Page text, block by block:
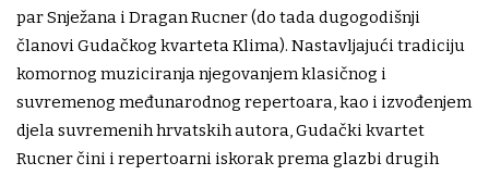
par Snježana i Dragan Rucner (do tada dugogodišnji
članovi Gudačkog kvarteta Klima). Nastavljajući tradiciju
komornog muziciranja njegovanjem klasičnog i
suvremenog međunarodnog repertoara, kao i izvođenjem
djela suvremenih hrvatskih autora, Gudački kvartet
Rucner čini i repertoarni iskorak prema glazbi drugih